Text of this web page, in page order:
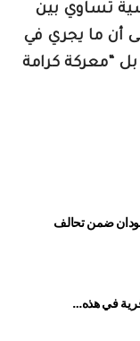
تساوي بين
أن ما يجري في
“معركة كرامة
ضمن تحالف
في هذه…